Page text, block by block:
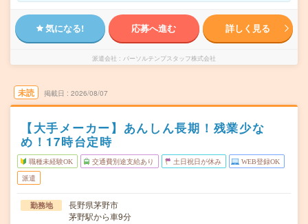
気になる! 応募へ進む 詳しく見る
派遣会社 パーソルテンプスタッフ株式会社
未読 掲載日 2026/08/07
【大手メーカー】あんしん長期！残業少な
め！17時台定時
職種未経験OK 交通費別途支給あり 土日祝日が休み WEB登録OK
派遣
勤務地
長野県茅野市
茅野駅から車9分